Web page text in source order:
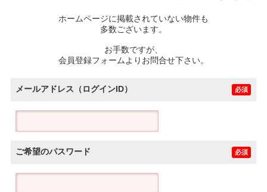
ホームページに掲載されていない物件も
多数ございます。
お手数ですが、
会員登録フォームよりお問合せ下さい。
メールアドレス（ログインID） 必須
ご希望のパスワード 必須